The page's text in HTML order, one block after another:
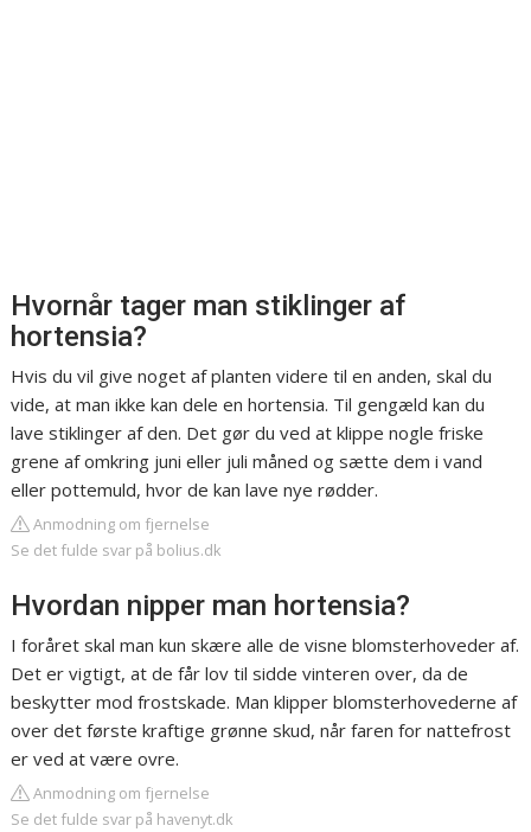
Hvornår tager man stiklinger af
hortensia?
Hvis du vil give noget af planten videre til en anden, skal du
vide, at man ikke kan dele en hortensia. Til gengæld kan du
lave stiklinger af den. Det gør du ved at klippe nogle friske
grene af omkring juni eller juli måned og sætte dem i vand
eller pottemuld, hvor de kan lave nye rødder.
Anmodning om fjernelse
Se det fulde svar på bolius.dk
Hvordan nipper man hortensia?
I foråret skal man kun skære alle de visne blomsterhoveder af.
Det er vigtigt, at de får lov til sidde vinteren over, da de
beskytter mod frostskade. Man klipper blomsterhovederne af
over det første kraftige grønne skud, når faren for nattefrost
er ved at være ovre.
Anmodning om fjernelse
Se det fulde svar på havenyt.dk